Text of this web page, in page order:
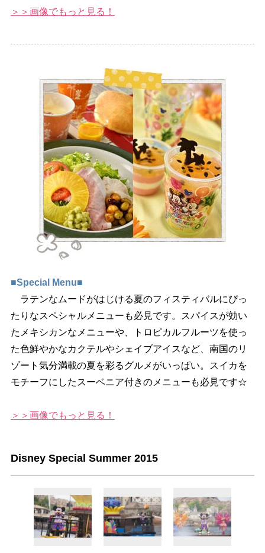
＞＞画像でもっと見る！
■Special Menu■
ラテンなムードがはじける夏のフィスティバルにぴっ
たりなスペシャルメニューも必見です。スパイスが効い
たメキシカンなメニューや、トロピカルフルーツを使っ
た色鮮やかなカクテルやシェイブアイスなど、南国のリ
ゾート気分満載の夏を彩るグルメがいっぱい。スイカを
モチーフにしたスーベニア付きのメニューも必見です☆
＞＞画像でもっと見る！
Disney Special Summer 2015